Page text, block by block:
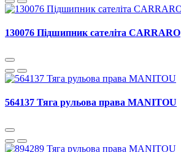
130076 Підшипник сателіта CARRARO
564137 Тяга рульова права MANITOU